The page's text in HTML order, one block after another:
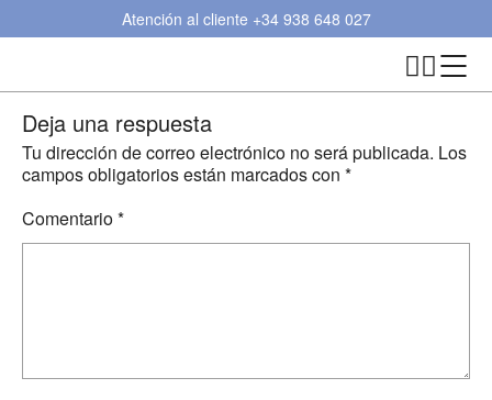
Atención al cliente +34 938 648 027
Deja una respuesta
Tu dirección de correo electrónico no será publicada. Los
campos obligatorios están marcados con *
Comentario*